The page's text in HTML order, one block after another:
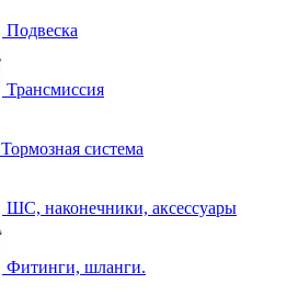
Подвеска
Трансмиссия
Тормозная система
ШС, наконечники, аксессуары
Фитинги, шланги.